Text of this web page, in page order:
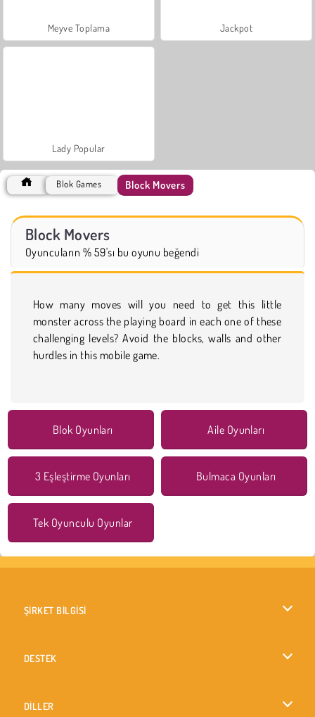
Meyve Toplama Jackpot
Lady Popular
Blok Games Block Movers
Block Movers
Oyuncuların % 59'sı bu oyunu beğendi
How many moves will you need to get this little
monster across the playing board in each one of these
challenging levels? Avoid the blocks, walls and other
hurdles in this mobile game.
Blok Oyunları Aile Oyunları
3 Eşleştirme Oyunları Bulmaca Oyunları
Tek Oyunculu Oyunlar
ŞİRKET BİLGİSİ
DESTEK
DİLLER